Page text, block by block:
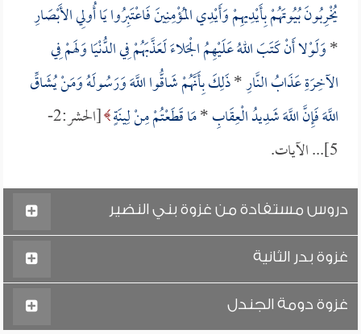
يُخْرِبُونَ بُيُوتَهُمْ بِأَيْدِيهِمْ وَأَيْدِي المُؤْمِنِينَ فَاعْتَبِرُوا يَا أُولِي الأَبْصَارِ
*وَلَوْلا أَنْ كَتَبَ اللهُ عَلَيْهِمُ الْجَلاءَ لَعَذَّبَهُمْ فِي الدُّنْيَا وَلَهمْ فِي
الآخِرَةِ عَذَابُ النَّارِ*ذَلِكَ بِأَنَّهُمْ شَاقُّوا اللَّهَ وَرَسُولَهُ وَمَنْ يُشَاقِّ
اللَّهَ فَإِنَّ اللَّهَ شَدِيدُ الْعِقَابِ*مَا قَطَعْتُمْ مِنْ لِينَةٍ
[الحشر:2-
5]... الآيات.
دروس مستفادة من غزوة بني النضير
غزوة بدر الثانية
غزوة دومة الجندل